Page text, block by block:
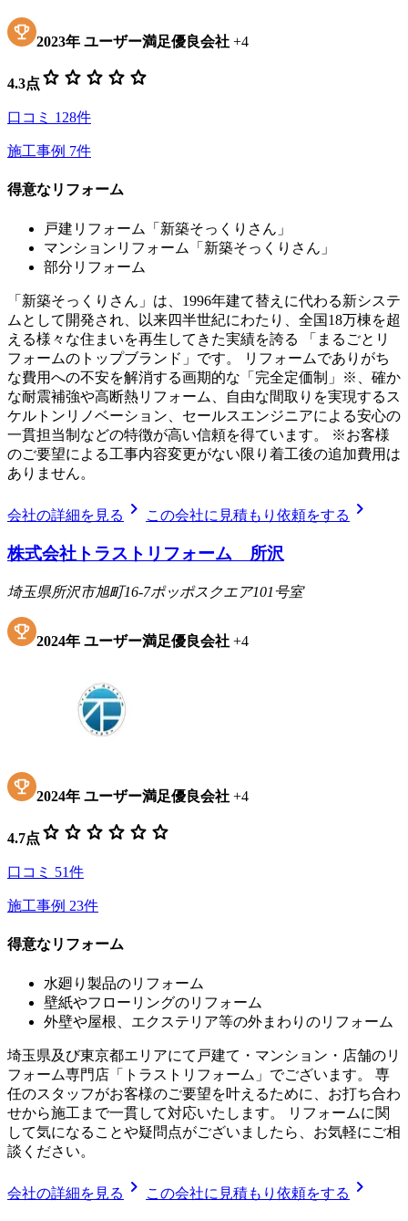
2023年 ユーザー満足優良会社 +4
4.3点 star star star star star
口コミ 128件
施工事例 7件
得意なリフォーム
戸建リフォーム「新築そっくりさん」
マンションリフォーム「新築そっくりさん」
部分リフォーム
「新築そっくりさん」は、1996年建て替えに代わる新システ
ムとして開発され、以来四半世紀にわたり、全国18万棟を超
える様々な住まいを再生してきた実績を誇る 「まるごとリ
フォームのトップブランド」です。 リフォームでありがち
な費用への不安を解消する画期的な「完全定価制」※、確か
な耐震補強や高断熱リフォーム、自由な間取りを実現するス
ケルトンリノベーション、セールスエンジニアによる安心の
一貫担当制などの特徴が高い信頼を得ています。 ※お客様
のご要望による工事内容変更がない限り着工後の追加費用は
ありません。
会社の詳細を見る chevron_right この会社に見積もり依頼をする chevron_right
株式会社トラストリフォーム 所沢
埼玉県所沢市旭町16-7ポッポスクエア101号室
2024年 ユーザー満足優良会社 +4
2024年 ユーザー満足優良会社 +4
4.7点 star star star star star star
口コミ 51件
施工事例 23件
得意なリフォーム
水廻り製品のリフォーム
壁紙やフローリングのリフォーム
外壁や屋根、エクステリア等の外まわりのリフォーム
埼玉県及び東京都エリアにて戸建て・マンション・店舗のリ
フォーム専門店「トラストリフォーム」でございます。 専
任のスタッフがお客様のご要望を叶えるために、お打ち合わ
せから施工まで一貫して対応いたします。 リフォームに関
して気になることや疑問点がございましたら、お気軽にご相
談ください。
会社の詳細を見る chevron_right この会社に見積もり依頼をする chevron_right